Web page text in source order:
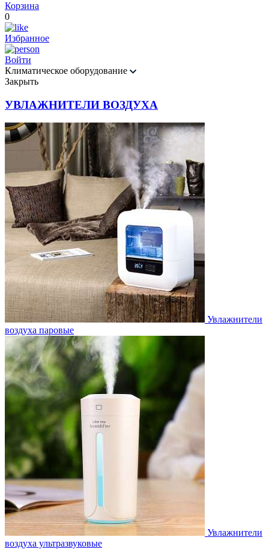
Корзина
0
Избранное
Войти
Климатическое оборудование
Закрыть
УВЛАЖНИТЕЛИ ВОЗДУХА
Увлажнители
воздуха паровые
Увлажнители
воздуха ультразвуковые